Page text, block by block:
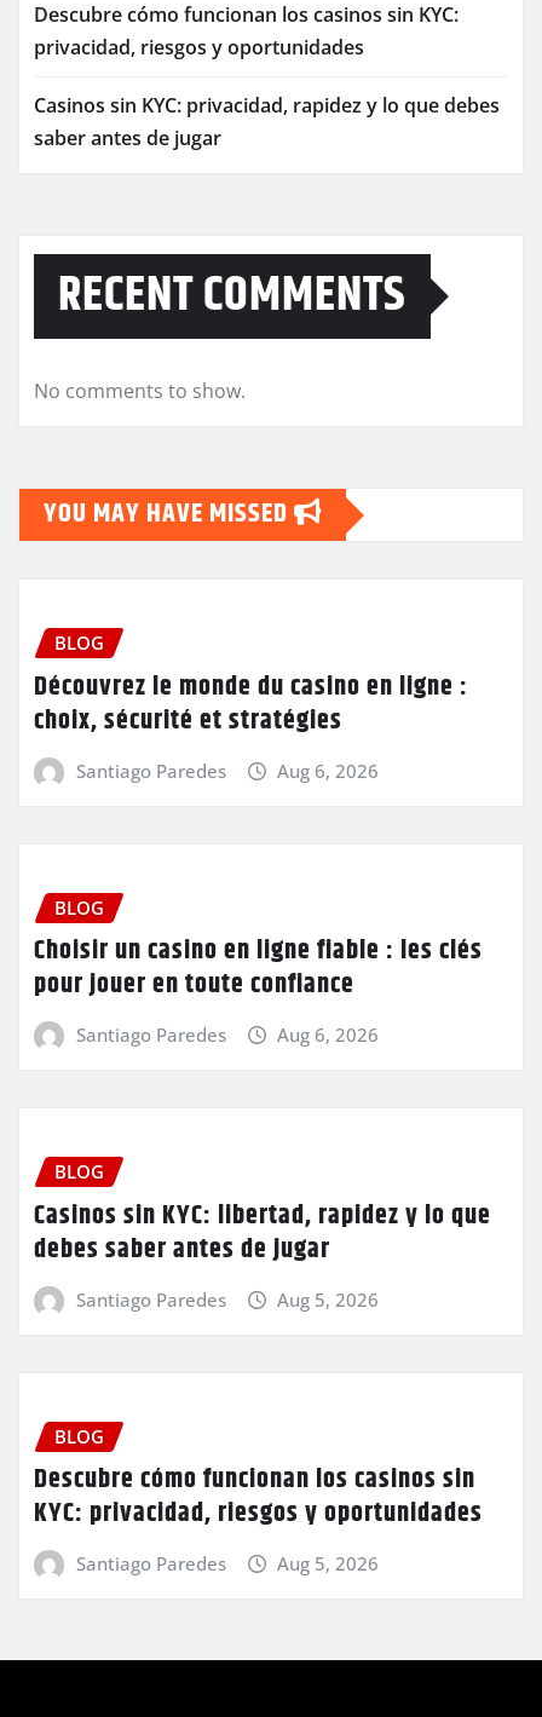
Descubre cómo funcionan los casinos sin KYC:
privacidad, riesgos y oportunidades
Casinos sin KYC: privacidad, rapidez y lo que debes
saber antes de jugar
RECENT COMMENTS
No comments to show.
YOU MAY HAVE MISSED
BLOG
Découvrez le monde du casino en ligne :
choix, sécurité et stratégies
Santiago Paredes Aug 6, 2026
BLOG
Choisir un casino en ligne fiable : les clés
pour jouer en toute confiance
Santiago Paredes Aug 6, 2026
BLOG
Casinos sin KYC: libertad, rapidez y lo que
debes saber antes de jugar
Santiago Paredes Aug 5, 2026
BLOG
Descubre cómo funcionan los casinos sin
KYC: privacidad, riesgos y oportunidades
Santiago Paredes Aug 5, 2026